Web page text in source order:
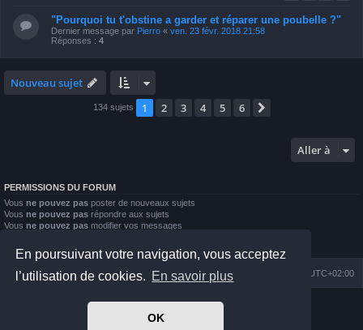
En poursuivant votre navigation, vous acceptez
l’utilisation de cookies. En savoir plus
OK
"Pourquoi tu t'obstine a garder et réparer une poubelle ?"
Dernier message par Pierro « ven. 23 févr. 2018 21:58
Réponses : 4
Nouveau sujet
134 sujets 1 2 3 4 5 6
Aller à
PERMISSIONS DU FORUM
Vous ne pouvez pas poster de nouveaux sujets
Vous ne pouvez pas répondre aux sujets
Vous ne pouvez pas modifier vos messages
Vous
ne pouvez pas joindre des fichiers
Index du forum UTC+02:00
Nous contacter
Développé parphpBB® Forum Software © phpBB Limited
Prosilver Dark Edition by